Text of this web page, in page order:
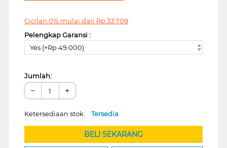
Cicilan 0% mulai dari Rp33.708
Pelengkap Garansi :
Yes (+Rp 49.000)
Jumlah:
− +
Ketersediaan stok: Tersedia
BELI SEKARANG